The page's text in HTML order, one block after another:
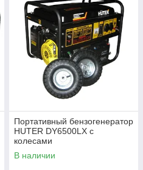
Портативный бензогенератор
HUTER DY6500LX с
колесами
В наличии